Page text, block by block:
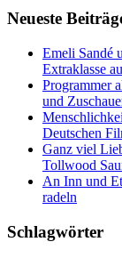
zur
Camiguin
Neueste
Emeli Sandé
Extraklasse
Programmer
und
Deutschen
Ganz viel
Tollwood
An Inn und
radeln
Schlagwörter